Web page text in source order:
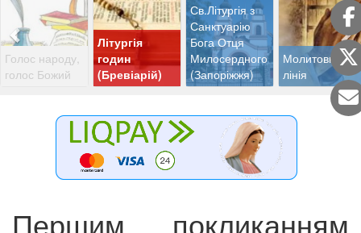
Голос народу,
голос Божий
Літургія
годин
(Бревіарій)
Св.Літургія з
Санктуарію
Бога Отця
Милосердного
(Запоріжжя)
Молитовна
лінія
Першим покликанням